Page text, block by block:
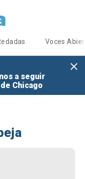
Voces
a seguir
Chicago